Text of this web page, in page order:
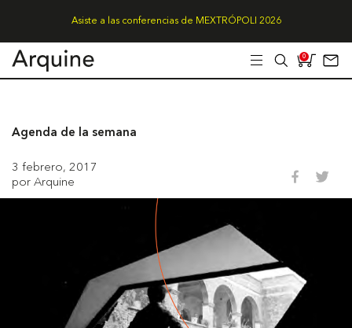
Asiste a las conferencias de MEXTRÓPOLI 2026
0
Agenda de la semana
3 febrero, 2017
por Arquine